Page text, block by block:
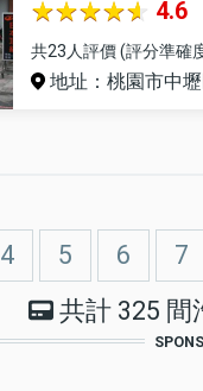
4.6
共23人評價 (評分準確
地址：桃園市中
Page
4 Page
5 Page
6 7
共計 325 間